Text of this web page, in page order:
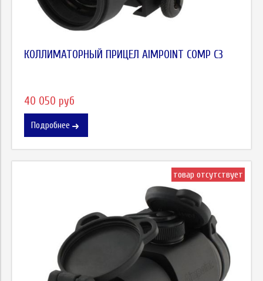
КОЛЛИМАТОРНЫЙ ПРИЦЕЛ AIMPOINT COMP C3
40 050 руб
Подробнее
товар отсутствует